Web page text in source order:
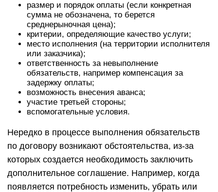
размер и порядок оплаты (если конкретная
сумма не обозначена, то берется
среднерыночная цена);
критерии, определяющие качество услуги;
место исполнения (на территории исполнителя
или заказчика);
ответственность за невыполнение
обязательств, например компенсация за
задержку оплаты;
возможность внесения аванса;
участие третьей стороны;
вспомогательные условия.
Нередко в процессе выполнения обязательств
по договору возникают обстоятельства, из-за
которых создается необходимость заключить
дополнительное соглашение. Например, когда
появляется потребность изменить, убрать или